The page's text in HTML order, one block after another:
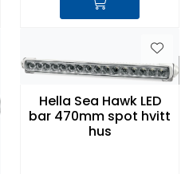
Hella Sea Hawk LED
bar 470mm spot hvitt
hus